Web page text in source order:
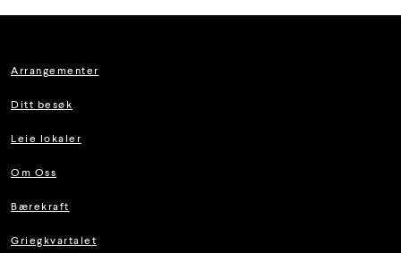
Arrangementer
Ditt besøk
Leie lokaler
Om Oss
Bærekraft
Griegkvartalet